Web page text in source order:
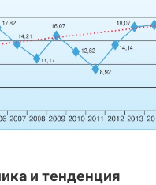
и тенденция